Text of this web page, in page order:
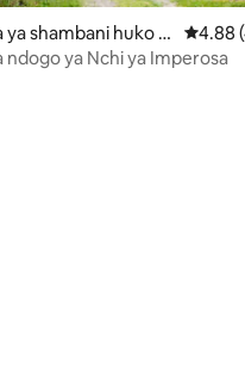
ya shambani huko D
4.88
ndogo ya Nchi ya Imperosa